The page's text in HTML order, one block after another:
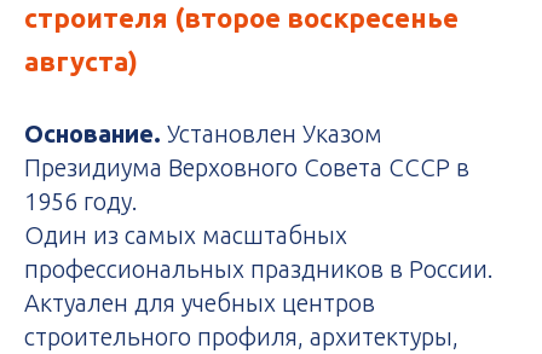
строителя (второе воскресенье
августа)
Основание. Установлен Указом
Президиума Верховного Совета СССР в
1956 году.
Один из самых масштабных
профессиональных праздников в России.
Актуален для учебных центров
строительного профиля, архитектуры,